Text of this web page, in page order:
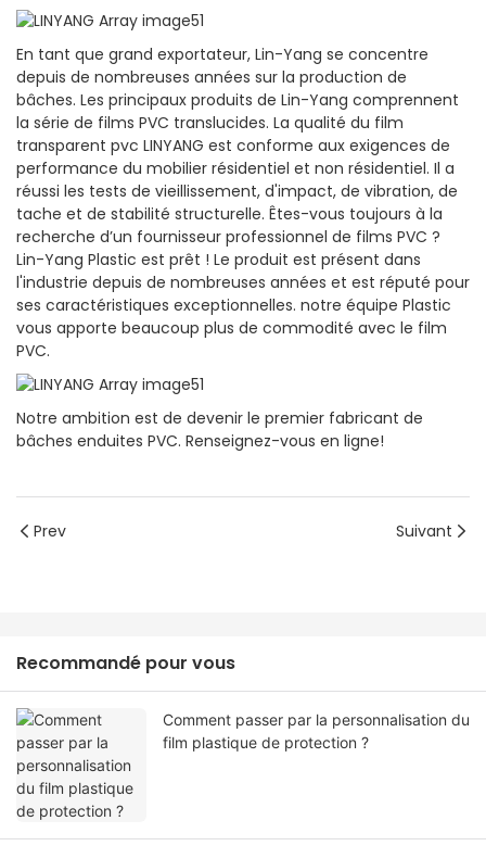
En tant que grand exportateur, Lin-Yang se concentre
depuis de nombreuses années sur la production de
bâches. Les principaux produits de Lin-Yang comprennent
la série de films PVC translucides. La qualité du film
transparent pvc LINYANG est conforme aux exigences de
performance du mobilier résidentiel et non résidentiel. Il a
réussi les tests de vieillissement, d'impact, de vibration, de
tache et de stabilité structurelle. Êtes-vous toujours à la
recherche d’un fournisseur professionnel de films PVC ?
Lin-Yang Plastic est prêt ! Le produit est présent dans
l'industrie depuis de nombreuses années et est réputé pour
ses caractéristiques exceptionnelles. notre équipe Plastic
vous apporte beaucoup plus de commodité avec le film
PVC.
Notre ambition est de devenir le premier fabricant de
bâches enduites PVC. Renseignez-vous en ligne!
Prev Suivant
Recommandé pour vous
Comment passer par la personnalisation du
film plastique de protection ?